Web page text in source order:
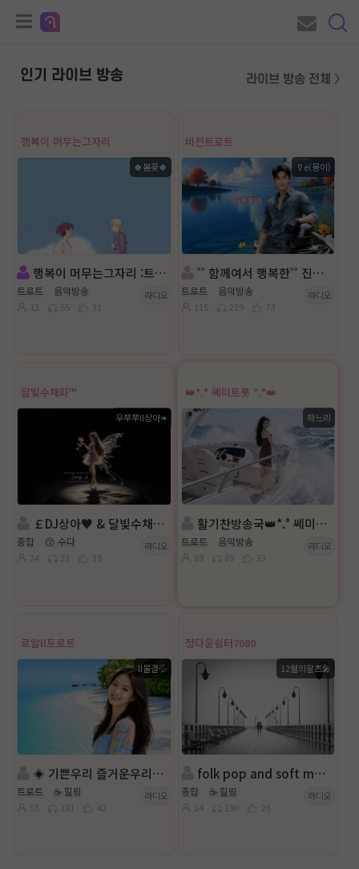
인기 라이브 방송 라이브 방송 전체 〉
행복이 머무는그자리
🍀봄꽃🍀
행복이 머무는그자리 :트로트
트로트 음악방송
13 55 31
라디오
비전트로트
ㅱё(몽이)
˚˚ 함께여서 행복한˚˚ 진행:몽이 ◈ 담:ll유유자적*녹새
트로트 음악방송
115 239 73
라디오
달빛수채화™
우쭈쭈ll상아❧
￡DJ상아♥ & 달빛수채화™ 방송
종합 😙 수다
24 33 19
라디오
👑*.° 쎄미트롯 *.°👑
하느리
활기찬방송국👑*.° 쎄미트롯 *.°👑진행: 하느리👑담:평 강
트로트 음악방송
69 89 33
라디오
로얄ll트로트
ll물결💦
◈ 기쁜우리 즐거운우리◈진행:물결 ◈담 :♡현아♡
트로트 ☕ 힐링
55 181 42
라디오
정다운쉼터7080
12월의왈츠🎤
folk pop and soft music
종합 ☕ 힐링
24 190 26
라디오